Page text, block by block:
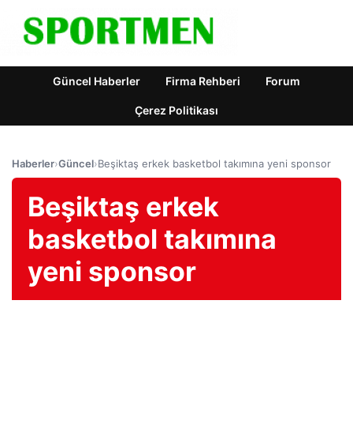
Güncel Haberler Firma Rehberi Forum
Çerez Politikası
Haberler›Güncel›Beşiktaş erkek basketbol takımına yeni sponsor
Beşiktaş erkek
basketbol takımına
yeni sponsor